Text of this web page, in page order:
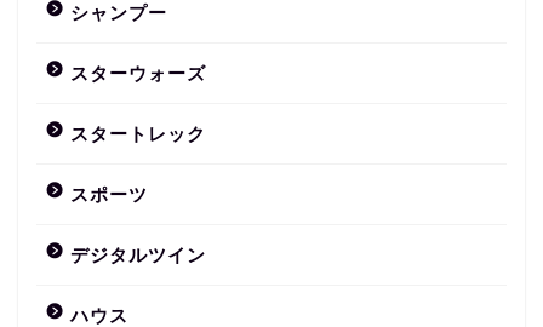
シャンプー
スターウォーズ
スタートレック
スポーツ
デジタルツイン
ハウス